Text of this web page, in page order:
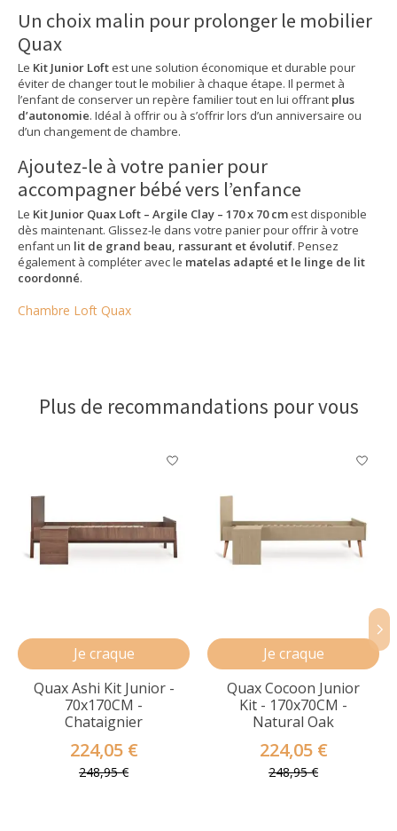
Un choix malin pour prolonger le mobilier
Quax
Le Kit Junior Loft est une solution économique et durable pour
éviter de changer tout le mobilier à chaque étape. Il permet à
l’enfant de conserver un repère familier tout en lui offrant plus
d’autonomie. Idéal à offrir ou à s’offrir lors d’un anniversaire ou
d’un changement de chambre.
Ajoutez-le à votre panier pour
accompagner bébé vers l’enfance
Le Kit Junior Quax Loft – Argile Clay – 170 x 70 cm est disponible
dès maintenant. Glissez-le dans votre panier pour offrir à votre
enfant un lit de grand beau, rassurant et évolutif. Pensez
également à compléter avec le matelas adapté et le linge de lit
coordonné.
Chambre Loft Quax
Plus de recommandations pour vous
Articles du carrousel de produits
Je craque
Quax Ashi Kit Junior -
70x170CM -
Chataignier
224,05 €
248,95 €
Je craque
Quax Cocoon Junior
Kit - 170x70CM -
Natural Oak
224,05 €
248,95 €